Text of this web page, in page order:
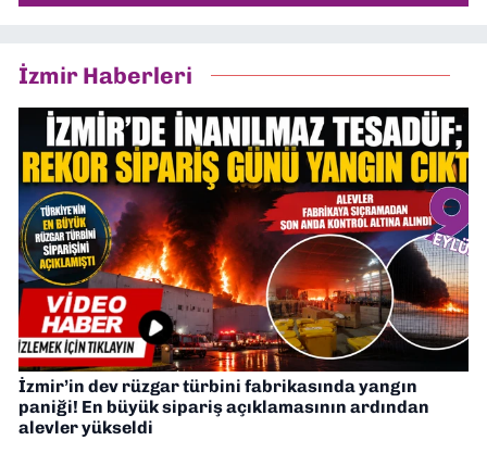
İzmir Haberleri
İzmir’in dev rüzgar türbini fabrikasında yangın
paniği! En büyük sipariş açıklamasının ardından
alevler yükseldi